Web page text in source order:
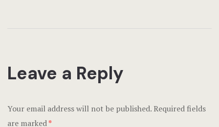
Leave a Reply
Your email address will not be published. Required fields
are marked*